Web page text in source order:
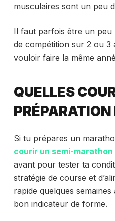
musculaires sont un peu
Il faut parfois être un peu
de compétition sur 2 ou 3
vouloir faire la même
QUELLES
Si tu prépares un
courir un semi-marathon
avant pour tester ta
stratégie de course et
rapide quelques
bon indicateur de forme.